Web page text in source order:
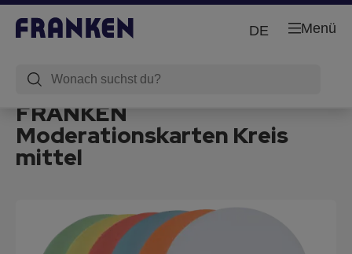
Menü
DE
FRANKEN
Moderationskarten Kreis
mittel